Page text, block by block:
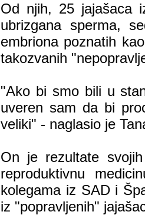
Od njih, 25 jajašaca
ubrizgana sperma,
embriona poznatih
takozvanih
"Ako bi smo bili u
uveren sam da bi
veliki" - naglasio je
On je rezultate
reproduktivnu
kolegama iz SAD i
iz "popravljenih"